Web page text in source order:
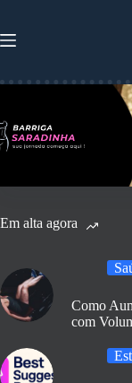
o
Em alta agora
Como
com